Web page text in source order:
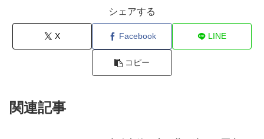
シェアする
X Facebook LINE
コピー
関連記事